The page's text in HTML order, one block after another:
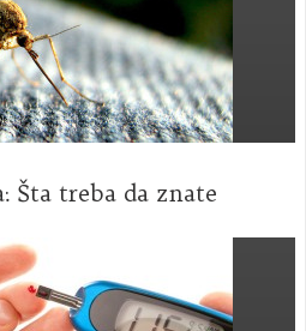
Šta treba da znate